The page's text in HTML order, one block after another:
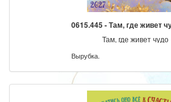
0615.445 - Там, где живет
Там, где живет чудо
Вырубка.